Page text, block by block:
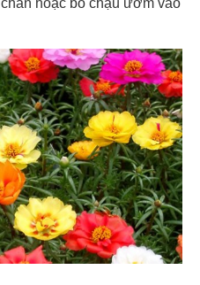
hoặc bỏ chậu ươm vào